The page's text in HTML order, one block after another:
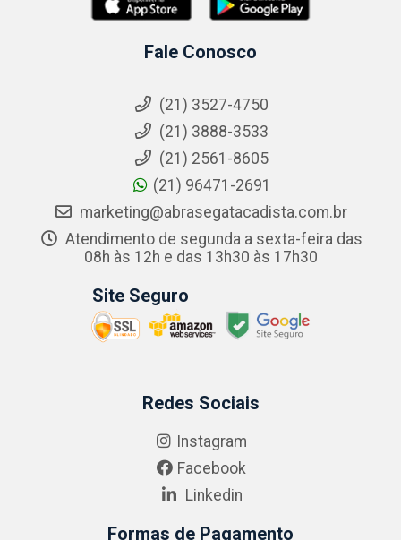
Fale Conosco
(21) 3527-4750
(21) 3888-3533
(21) 2561-8605
(21) 96471-2691
marketing@abrasegatacadista.com.br
Atendimento de segunda a sexta-feira das
08h às 12h e das 13h30 às 17h30
Site Seguro
Redes Sociais
Instagram
Facebook
Linkedin
Formas de Pagamento